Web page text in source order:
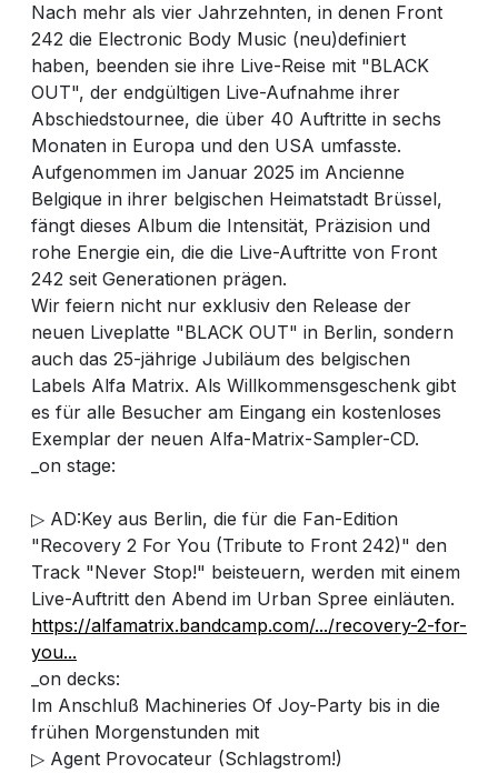
Nach mehr als vier Jahrzehnten, in denen Front
242 die Electronic Body Music (neu)definiert
haben, beenden sie ihre Live-Reise mit "BLACK
OUT", der endgültigen Live-Aufnahme ihrer
Abschiedstournee, die über 40 Auftritte in sechs
Monaten in Europa und den USA umfasste.
Aufgenommen im Januar 2025 im Ancienne
Belgique in ihrer belgischen Heimatstadt Brüssel,
fängt dieses Album die Intensität, Präzision und
rohe Energie ein, die die Live-Auftritte von Front
242 seit Generationen prägen.
Wir feiern nicht nur exklusiv den Release der
neuen Liveplatte "BLACK OUT" in Berlin, sondern
auch das 25-jährige Jubiläum des belgischen
Labels Alfa Matrix. Als Willkommensgeschenk gibt
es für alle Besucher am Eingang ein kostenloses
Exemplar der neuen Alfa-Matrix-Sampler-CD.
_on stage:
▷ AD:Key aus Berlin, die für die Fan-Edition
"Recovery 2 For You (Tribute to Front 242)" den
Track "Never Stop!" beisteuern, werden mit einem
Live-Auftritt den Abend im Urban Spree einläuten.
https://alfamatrix.bandcamp.com/.../recovery-2-for-
you...
_on decks:
Im Anschluß Machineries Of Joy-Party bis in die
frühen Morgenstunden mit
▷ Agent Provocateur (Schlagstrom!)